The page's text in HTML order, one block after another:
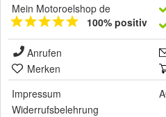
Mein Motoroelshop de
100% positiv
Anrufen
Merken
Impressum
Widerrufsbelehrung